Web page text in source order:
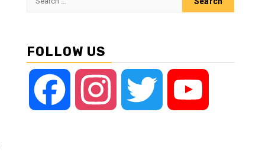
FOLLOW US
Facebook Instagram Twitter